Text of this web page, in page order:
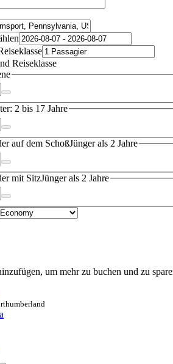
Reiseklasse
2 bis 17 Jahre
auf dem SchoßJünger als 2 Jahre
mit SitzJünger als 2 Jahre
um mehr zu buchen und zu